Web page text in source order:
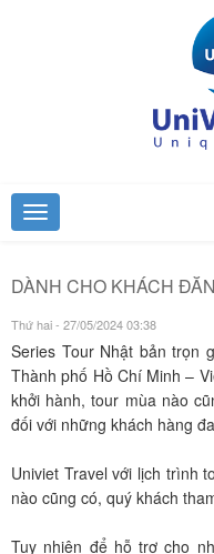
DÀNH CHO KHÁCH
Thứ hai - 27/05/2024 03:38
Series Tour Nhật bản trọn
Thành phố Hồ Chí Minh –
khởi hành, tour mùa nào
đối với những khách hàng
Univiet Travel với lịch trình
nào cũng có, quý khách
Tuy nhiên để hỗ trợ cho